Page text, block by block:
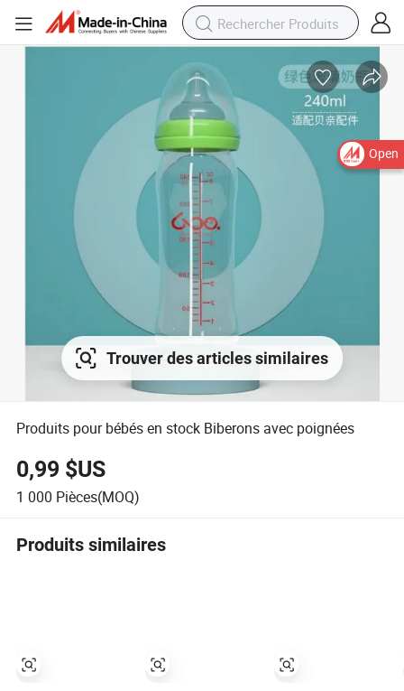
Open
Trouver des articles similaires
Produits pour bébés en stock Biberons avec poignées
0,99 $US
1 000 Pièces(MOQ)
Produits similaires